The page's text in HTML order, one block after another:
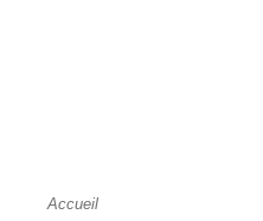
Accueil